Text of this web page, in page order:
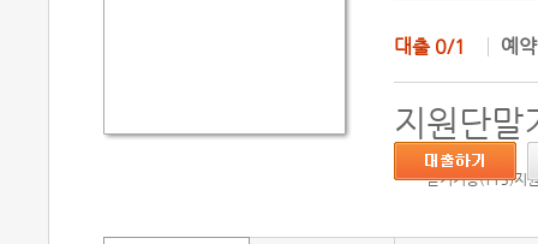
대출 0/1 예
지원단말
듣기기능(TTS)지